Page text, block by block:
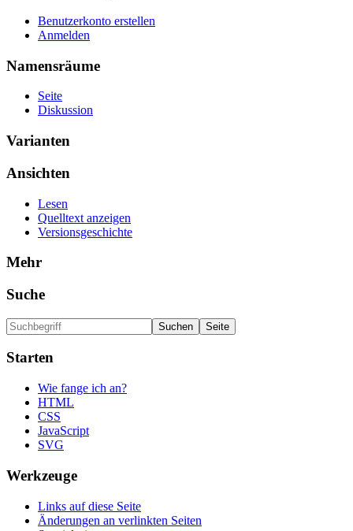
Benutzerkonto erstellen
Anmelden
Namensräume
Seite
Diskussion
Varianten
Ansichten
Lesen
Quelltext anzeigen
Versionsgeschichte
Mehr
Suche
Starten
Wie fange ich an?
HTML
CSS
JavaScript
SVG
Werkzeuge
Links auf diese Seite
Änderungen an verlinkten Seiten